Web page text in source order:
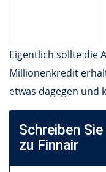
Eigentlich sollte die
Millionenkredit
etwas dagegen und
Schreiben
zu Finnair